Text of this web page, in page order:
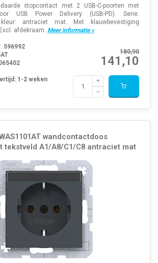
stopcontact met 2 USB-C-poorten met
USB Power Delivery (USB-PD). Serie:
kleur: antraciet mat. Met klauwbevestiging
afdekraam. Meer informatie »
180,90
141,10
596992
1-2 weken
wandcontactdoos
tekstveld A1/A8/C1/C8 antraciet mat